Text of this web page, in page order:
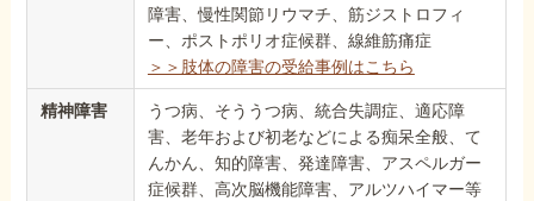
障害、慢性関節リウマチ、筋ジストロフィ
ー、ポストポリオ症候群、線維筋痛症
＞＞肢体の障害の受給事例はこちら
精神障害
うつ病、そううつ病、統合失調症、適応障
害、老年および初老などによる痴呆全般、て
んかん、知的障害、発達障害、アスペルガー
症候群、高次脳機能障害、アルツハイマー等